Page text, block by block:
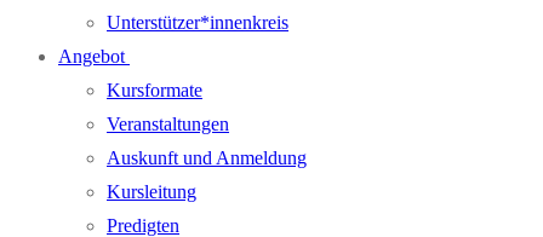
Unterstützer*innenkreis
Angebot
Kursformate
Veranstaltungen
Auskunft und Anmeldung
Kursleitung
Predigten